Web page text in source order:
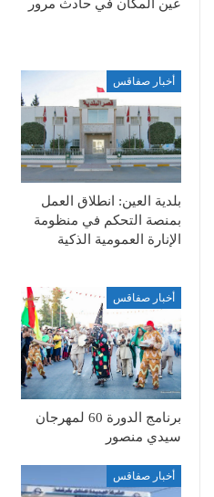
عين المكان في حادث مرور
أخبار صفاقس
بلدية العين: انطلاق العمل
بمنصة التحكم في منظومة
الإنارة العمومية الذكية
أخبار صفاقس
برنامج الدورة 60 لمهرجان
سيدي منصور
أخبار صفاقس